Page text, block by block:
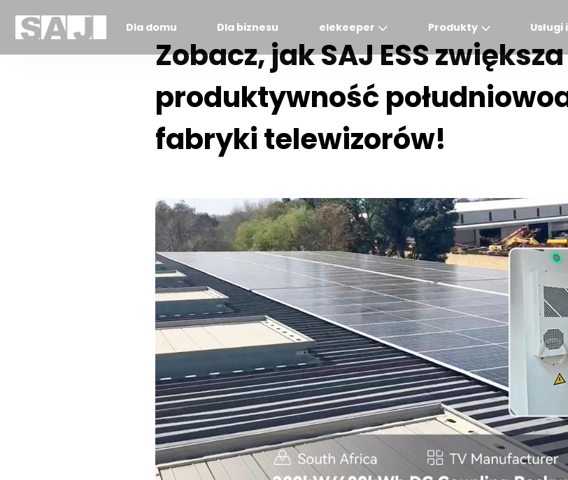
Dla domu Dla biznesu elekeeper Produkty
GlobalAPAC
中文
MEA
English(Africa)
Europe
English
România
Polski
Zobacz, jak SAJ ESS zwiększa
produktywność
fabryki telewizorów!